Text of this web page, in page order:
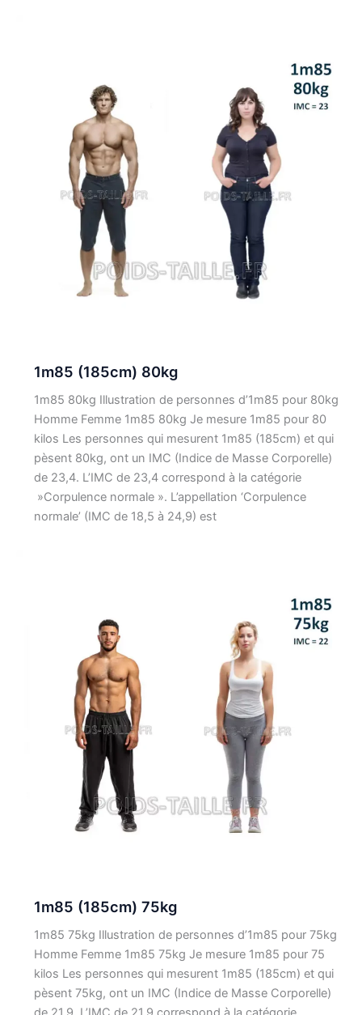
1m85 (185cm) 80kg
1m85 80kg Illustration de personnes d’1m85 pour 80kg
Homme Femme 1m85 80kg Je mesure 1m85 pour 80
kilos Les personnes qui mesurent 1m85 (185cm) et qui
pèsent 80kg, ont un IMC (Indice de Masse Corporelle)
de 23,4. L’IMC de 23,4 correspond à la catégorie
»Corpulence normale ». L’appellation ‘Corpulence
normale’ (IMC de 18,5 à 24,9) est
1m85 (185cm) 75kg
1m85 75kg Illustration de personnes d’1m85 pour 75kg
Homme Femme 1m85 75kg Je mesure 1m85 pour 75
kilos Les personnes qui mesurent 1m85 (185cm) et qui
pèsent 75kg, ont un IMC (Indice de Masse Corporelle)